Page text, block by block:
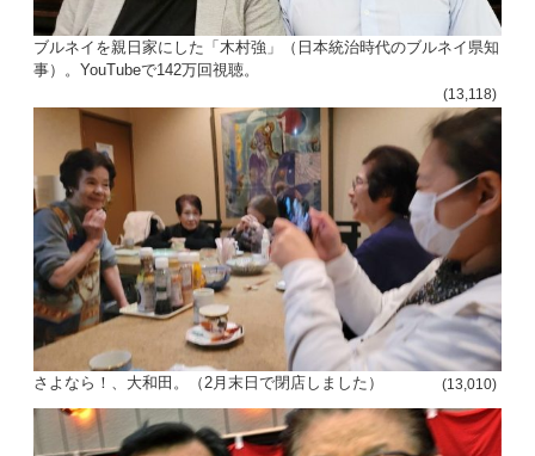
ブルネイを親日家にした「木村強」（日本統治時代のブルネイ県知
事）。YouTubeで142万回視聴。
(13,118)
さよなら！、大和田。（2月末日で閉店しました） (13,010)